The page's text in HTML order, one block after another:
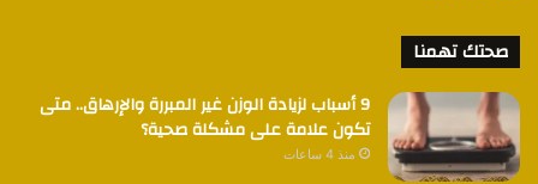
صحتك تهمنا
9 أسباب لزيادة الوزن غير المبررة والإرهاق.. متى
تكون علامة على مشكلة صحية؟
منذ 4 ساعات